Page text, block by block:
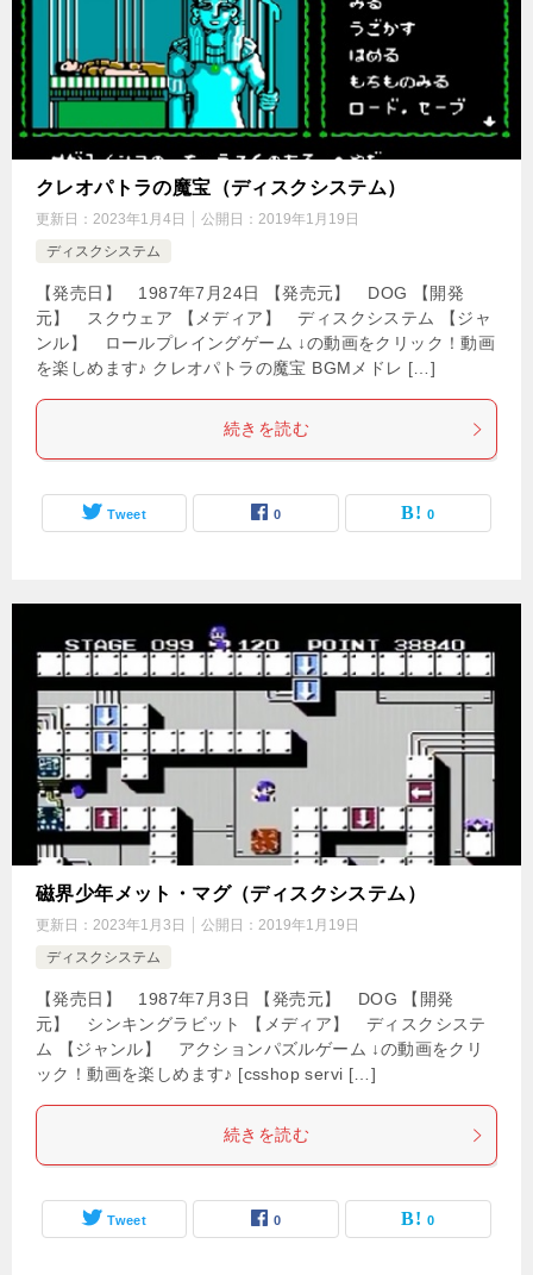
クレオパトラの魔宝（ディスクシステム）
更新日： 2023年1月4日 公開日： 2019年1月19日
ディスクシステム
【発売日】 1987年7月24日 【発売元】 DOG 【開発
元】 スクウェア 【メディア】 ディスクシステム 【ジャ
ンル】 ロールプレイングゲーム ↓の動画をクリック！動画
を楽しめます♪ クレオパトラの魔宝 BGMメドレ […]
続きを読む
Tweet 0 0
磁界少年メット・マグ（ディスクシステム）
更新日： 2023年1月3日 公開日： 2019年1月19日
ディスクシステム
【発売日】 1987年7月3日 【発売元】 DOG 【開発
元】 シンキングラビット 【メディア】 ディスクシステ
ム 【ジャンル】 アクションパズルゲーム ↓の動画をクリ
ック！動画を楽しめます♪ [csshop servi […]
続きを読む
Tweet 0 0